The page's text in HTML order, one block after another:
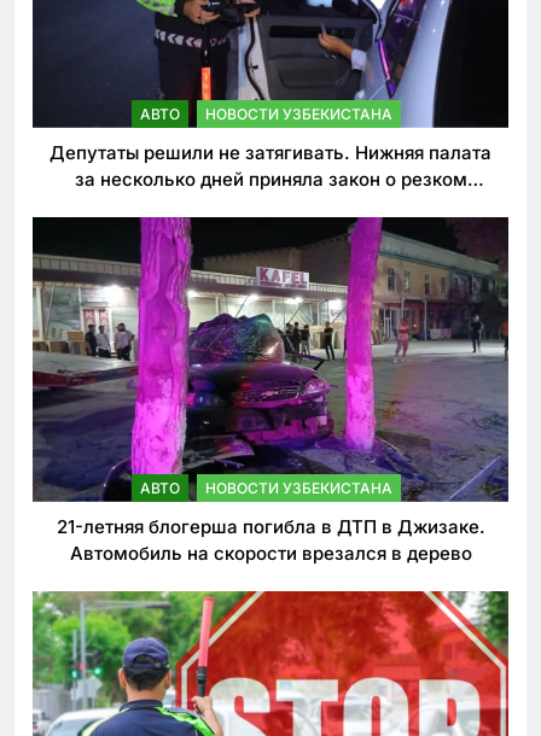
АВТО НОВОСТИ УЗБЕКИСТАНА
Депутаты решили не затягивать. Нижняя палата
за несколько дней приняла закон о резком
АВТО НОВОСТИ УЗБЕКИСТАНА
21-летняя блогерша погибла в ДТП в Джизаке.
Автомобиль на скорости врезался в дерево